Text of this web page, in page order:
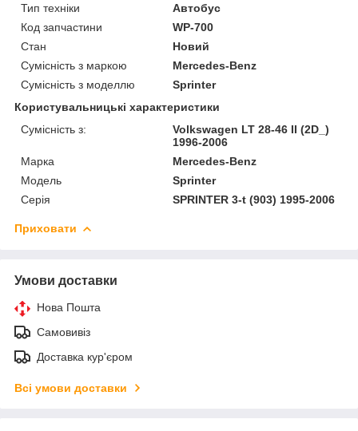
Тип техніки
Автобус
Код запчастини
WP-700
Стан
Новий
Сумісність з маркою
Mercedes-Benz
Сумісність з моделлю
Sprinter
Користувальницькі характеристики
Сумісність з:
Volkswagen LT 28-46 II (2D_)
1996-2006
Марка
Mercedes-Benz
Модель
Sprinter
Серія
SPRINTER 3-t (903) 1995-2006
Приховати
Умови доставки
Нова Пошта
Самовивіз
Доставка кур'єром
Всі умови доставки